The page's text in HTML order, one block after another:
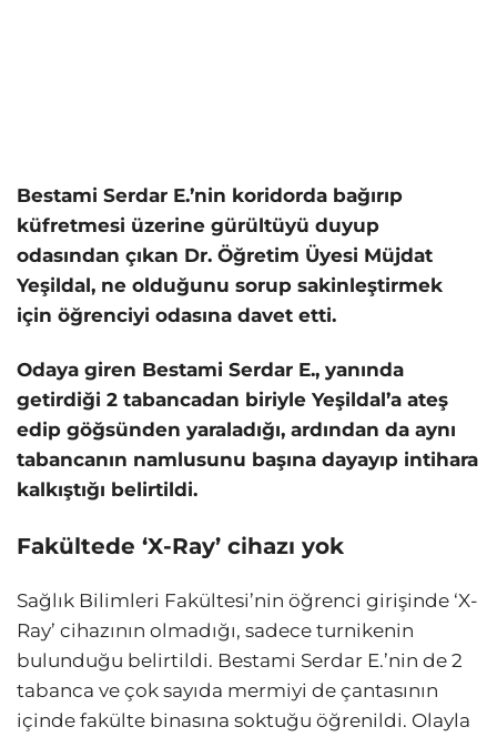
Bestami Serdar E.’nin koridorda bağırıp
küfretmesi üzerine gürültüyü duyup
odasından çıkan Dr. Öğretim Üyesi Müjdat
Yeşildal, ne olduğunu sorup sakinleştirmek
için öğrenciyi odasına davet etti.
Odaya giren Bestami Serdar E., yanında
getirdiği 2 tabancadan biriyle Yeşildal’a ateş
edip göğsünden yaraladığı, ardından da aynı
tabancanın namlusunu başına dayayıp intihara
kalkıştığı belirtildi.
Fakültede ‘X-Ray’ cihazı yok
Sağlık Bilimleri Fakültesi’nin öğrenci girişinde ‘X-
Ray’ cihazının olmadığı, sadece turnikenin
bulunduğu belirtildi. Bestami Serdar E.’nin de 2
tabanca ve çok sayıda mermiyi de çantasının
içinde fakülte binasına soktuğu öğrenildi. Olayla